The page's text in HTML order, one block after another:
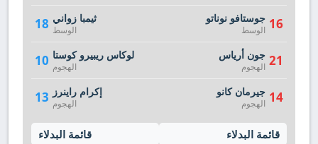
18 ثيمبا زواني
الوسط
10 لوكاس ريبيرو كوستا
الهجوم
13 إكرام راينرز
الهجوم
قائمة البدلاء
16 جوستافو نوناتو
الوسط
21 جون أرياس
الهجوم
14 جيرمان كانو
الهجوم
قائمة البدلاء